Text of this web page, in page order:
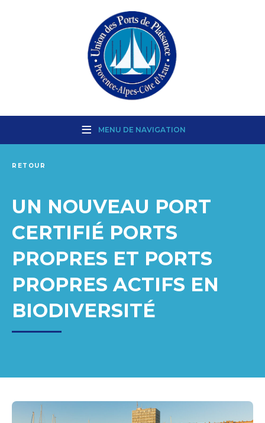
MENU DE NAVIGATION
RETOUR
UN NOUVEAU PORT
CERTIFIÉ PORTS
PROPRES ET PORTS
PROPRES ACTIFS EN
BIODIVERSITÉ